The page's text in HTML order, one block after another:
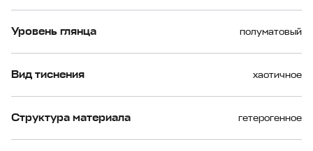
Уровень глянца полуматовый
Вид тиснения хаотичное
Структура материала гетерогенное